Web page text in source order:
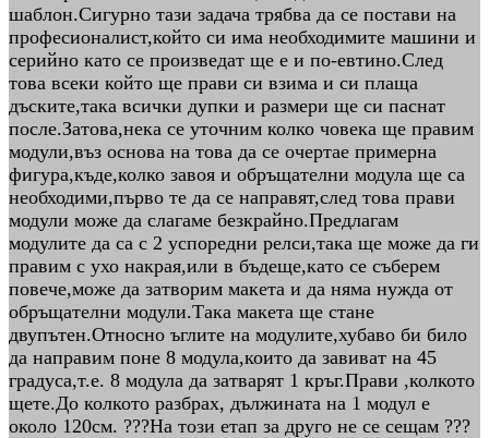
шаблон.Сигурно тази задача трябва да се постави на
професионалист,който си има необходимите машини и
серийно като се произведат ще е и по-евтино.След
това всеки който ще прави си взима и си плаща
дъските,така всички дупки и размери ще си паснат
после.Затова,нека се уточним колко човека ще правим
модули,въз основа на това да се очертае примерна
фигура,къде,колко завоя и обръщателни модула ще са
необходими,първо те да се направят,след това прави
модули може да слагаме безкрайно.Предлагам
модулите да са с 2 успоредни релси,така ще може да ги
правим с ухо накрая,или в бъдеще,като се съберем
повече,може да затворим макета и да няма нужда от
обръщателни модули.Така макета ще стане
двупътен.Относно ъглите на модулите,хубаво би било
да направим поне 8 модула,които да завиват на 45
градуса,т.е. 8 модула да затварят 1 кръг.Прави ,колкото
щете.До колкото разбрах, дължината на 1 модул е
около 120см. ???На този етап за друго не се сещам ???